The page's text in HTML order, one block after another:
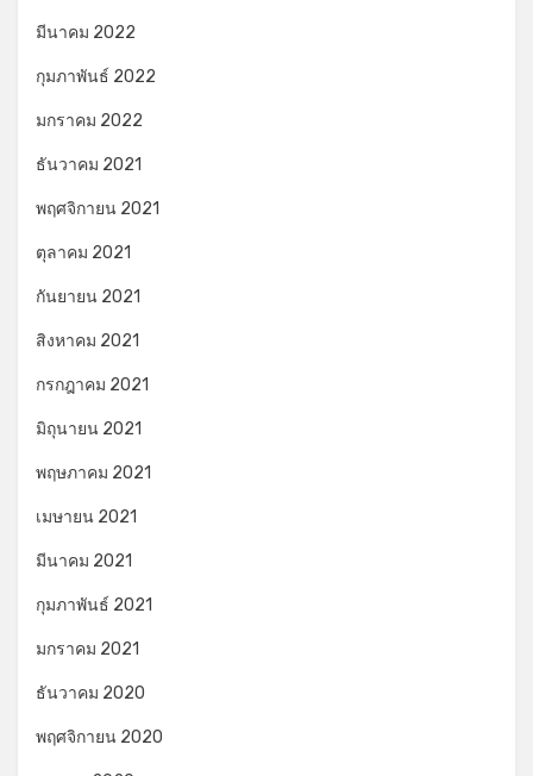
มีนาคม 2022
กุมภาพันธ์ 2022
มกราคม 2022
ธันวาคม 2021
พฤศจิกายน 2021
ตุลาคม 2021
กันยายน 2021
สิงหาคม 2021
กรกฎาคม 2021
มิถุนายน 2021
พฤษภาคม 2021
เมษายน 2021
มีนาคม 2021
กุมภาพันธ์ 2021
มกราคม 2021
ธันวาคม 2020
พฤศจิกายน 2020